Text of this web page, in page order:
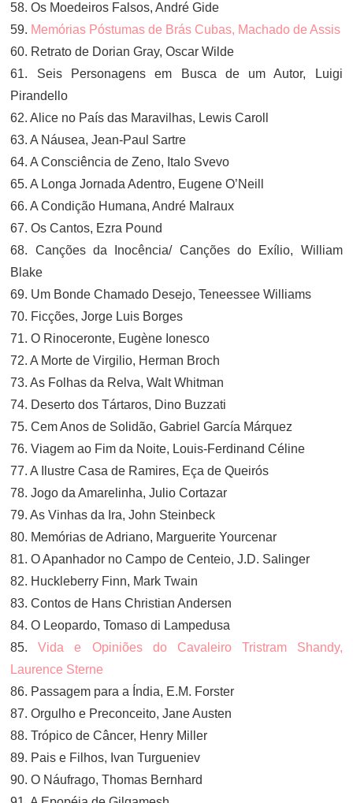
58. Os Moedeiros Falsos, André Gide
59. Memórias Póstumas de Brás Cubas, Machado de Assis
60. Retrato de Dorian Gray, Oscar Wilde
61. Seis Personagens em Busca de um Autor, Luigi
Pirandello
62. Alice no País das Maravilhas, Lewis Caroll
63. A Náusea, Jean-Paul Sartre
64. A Consciência de Zeno, Italo Svevo
65. A Longa Jornada Adentro, Eugene O’Neill
66. A Condição Humana, André Malraux
67. Os Cantos, Ezra Pound
68. Canções da Inocência/ Canções do Exílio, William
Blake
69. Um Bonde Chamado Desejo, Teneessee Williams
70. Ficções, Jorge Luis Borges
71. O Rinoceronte, Eugène Ionesco
72. A Morte de Virgilio, Herman Broch
73. As Folhas da Relva, Walt Whitman
74. Deserto dos Tártaros, Dino Buzzati
75. Cem Anos de Solidão, Gabriel García Márquez
76. Viagem ao Fim da Noite, Louis-Ferdinand Céline
77. A Ilustre Casa de Ramires, Eça de Queirós
78. Jogo da Amarelinha, Julio Cortazar
79. As Vinhas da Ira, John Steinbeck
80. Memórias de Adriano, Marguerite Yourcenar
81. O Apanhador no Campo de Centeio, J.D. Salinger
82. Huckleberry Finn, Mark Twain
83. Contos de Hans Christian Andersen
84. O Leopardo, Tomaso di Lampedusa
85.Vida e Opiniões do Cavaleiro Tristram Shandy,
Laurence Sterne
86. Passagem para a Índia, E.M. Forster
87. Orgulho e Preconceito, Jane Austen
88. Trópico de Câncer, Henry Miller
89. Pais e Filhos, Ivan Turgueniev
90. O Náufrago, Thomas Bernhard